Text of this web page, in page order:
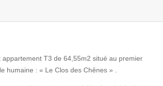
T3 de 64,55m2 situé au premier
humaine : « Le Clos des Chênes » .